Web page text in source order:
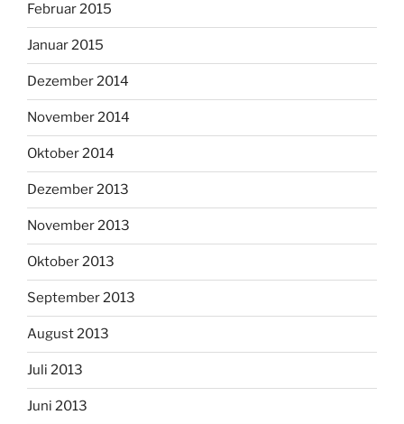
Februar 2015
Januar 2015
Dezember 2014
November 2014
Oktober 2014
Dezember 2013
November 2013
Oktober 2013
September 2013
August 2013
Juli 2013
Juni 2013